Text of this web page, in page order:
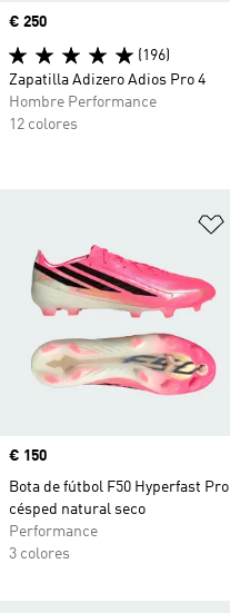
Precio
€ 150
Bota de fútbol F50 Hyperfast Pro
césped natural seco
Performance
3 colores
Precio
€ 250
(196)
Zapatilla Adizero Adios Pro 4
Hombre Performance
12 colores